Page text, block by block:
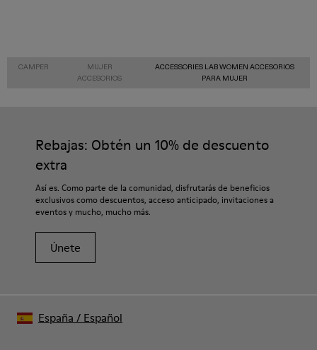
CAMPER
MUJER
ACCESORIOS
ACCESSORIES LAB WOMEN ACCESORIOS
PARA MUJER
Rebajas: Obtén un 10% de descuento
extra
Así es. Como parte de la comunidad, disfrutarás de beneficios
exclusivos como descuentos, acceso anticipado, invitaciones a
eventos y mucho, mucho más.
Únete
España / Español